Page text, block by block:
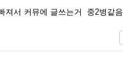
져서 커뮤에 글쓰는거 중2병같음